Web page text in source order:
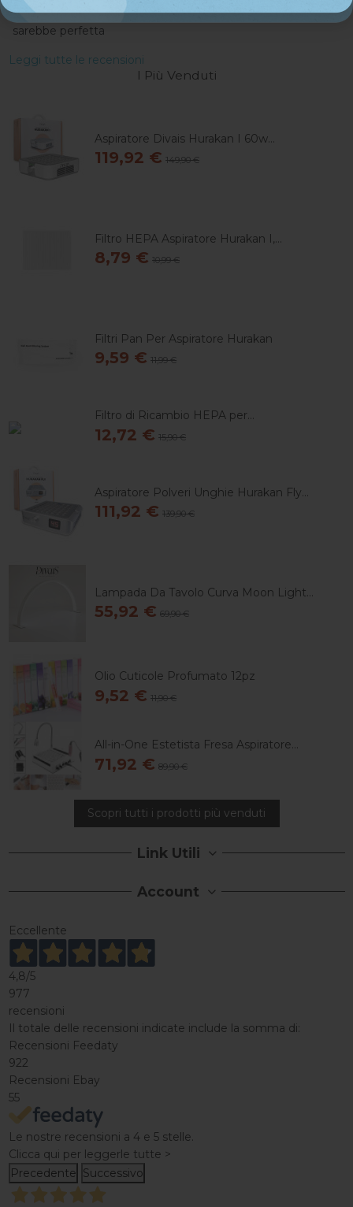
ogni volta girare completamente la rotella della potenza
sarebbe perfetta
Leggi tutte le recensioni
I Più Venduti
Aspiratore Divais Hurakan I 60w...
119,92 € 149,90 €
Filtro HEPA Aspiratore Hurakan I,...
8,79 € 10,99 €
Filtri Pan Per Aspiratore Hurakan
9,59 € 11,99 €
Filtro di Ricambio HEPA per...
12,72 € 15,90 €
Aspiratore Polveri Unghie Hurakan Fly...
111,92 € 139,90 €
Lampada Da Tavolo Curva Moon Light...
55,92 € 69,90 €
Olio Cuticole Profumato 12pz
9,52 € 11,90 €
All-in-One Estetista Fresa Aspiratore...
71,92 € 89,90 €
Scopri tutti i prodotti più venduti
Link Utili
Account
Eccellente
4,8/5
977
recensioni
Il totale delle recensioni indicate include la somma di:
Recensioni Feedaty
922
Recensioni Ebay
55
Le nostre recensioni a 4 e 5 stelle.
Clicca qui per leggerle tutte >
Precedente Successivo